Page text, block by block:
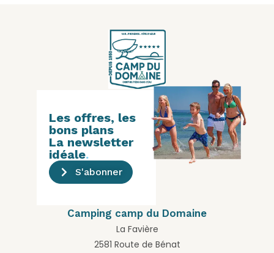
Camping camp du Domaine
La Favière
2581 Route de Bénat
Les offres, les
bons plans
La newsletter
idéale.
S'abonner